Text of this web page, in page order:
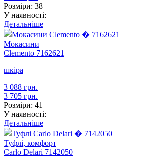
Розміри: 38
У наявності:
Детальніше
Мокасини
Clemento 7162621
шкіра
3 088 грн.
3 705 грн.
Розміри: 41
У наявності:
Детальніше
Туфлі, комфорт
Carlo Delari 7142050